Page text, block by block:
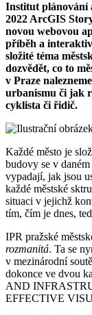
Institut plánování
2022 ArcGIS
novou webovou
příběh a
složité téma
dozvědět, co to
v Praze
urbanismu či jak
cyklista či řidič.
Každé město je
budovy se v
vypadají, jak jsou
každé městské
situaci v jejichž
tím, čím je dnes,
IPR pražské
rozmanitá. Ta se
v mezinárodní
dokonce ve dvou
AND
EFFECTIVE